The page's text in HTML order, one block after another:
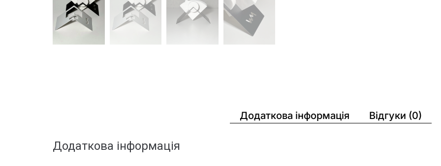
Додаткова інформація Відгуки (0)
Додаткова інформація